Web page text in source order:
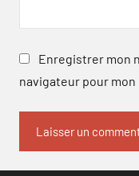
Enregistrer mon
navigateur pour